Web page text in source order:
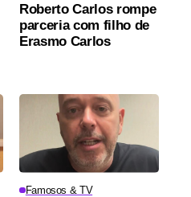
Roberto Carlos rompe
parceria com filho de
Erasmo Carlos
Famosos & TV